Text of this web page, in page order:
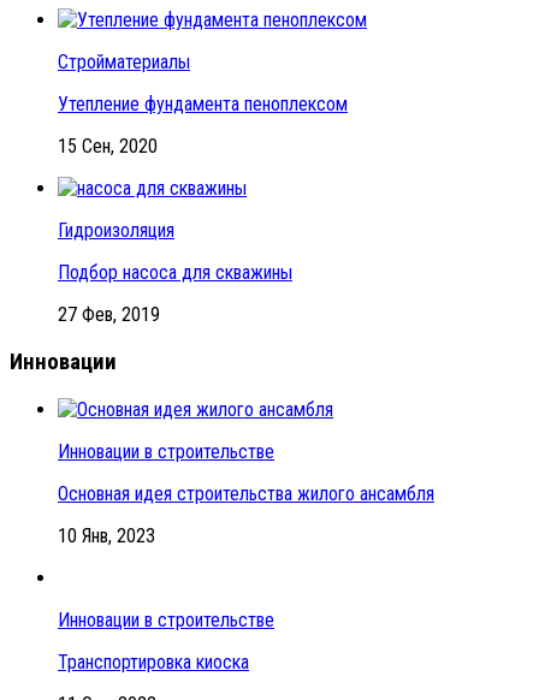
Стройматериалы
Утепление фундамента пеноплексом
15 Сен, 2020
Гидроизоляция
Подбор насоса для скважины
27 Фев, 2019
Инновации
Инновации в строительстве
Основная идея строительства жилого ансамбля
10 Янв, 2023
Инновации в строительстве
Транспортировка киоска